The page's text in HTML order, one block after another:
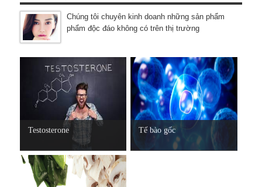
Chúng tôi chuyên kinh doanh những sản phẩm
phẩm độc đáo không có trên thị trường
Testosterone Tế bào gốc